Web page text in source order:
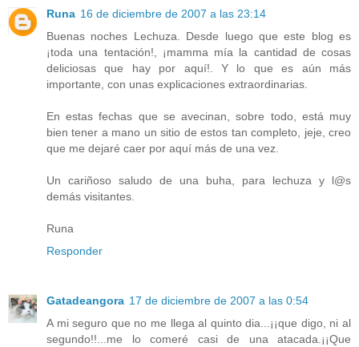
Runa 16 de diciembre de 2007 a las 23:14
Buenas noches Lechuza. Desde luego que este blog es
¡toda una tentación!, ¡mamma mía la cantidad de cosas
deliciosas que hay por aquí!. Y lo que es aún más
importante, con unas explicaciones extraordinarias.
En estas fechas que se avecinan, sobre todo, está muy
bien tener a mano un sitio de estos tan completo, jeje, creo
que me dejaré caer por aquí más de una vez.
Un cariñoso saludo de una buha, para lechuza y l@s
demás visitantes.
Runa
Responder
Gatadeangora 17 de diciembre de 2007 a las 0:54
A mi seguro que no me llega al quinto dia...¡¡que digo, ni al
segundo!!...me lo comeré casi de una atacada.¡¡Que